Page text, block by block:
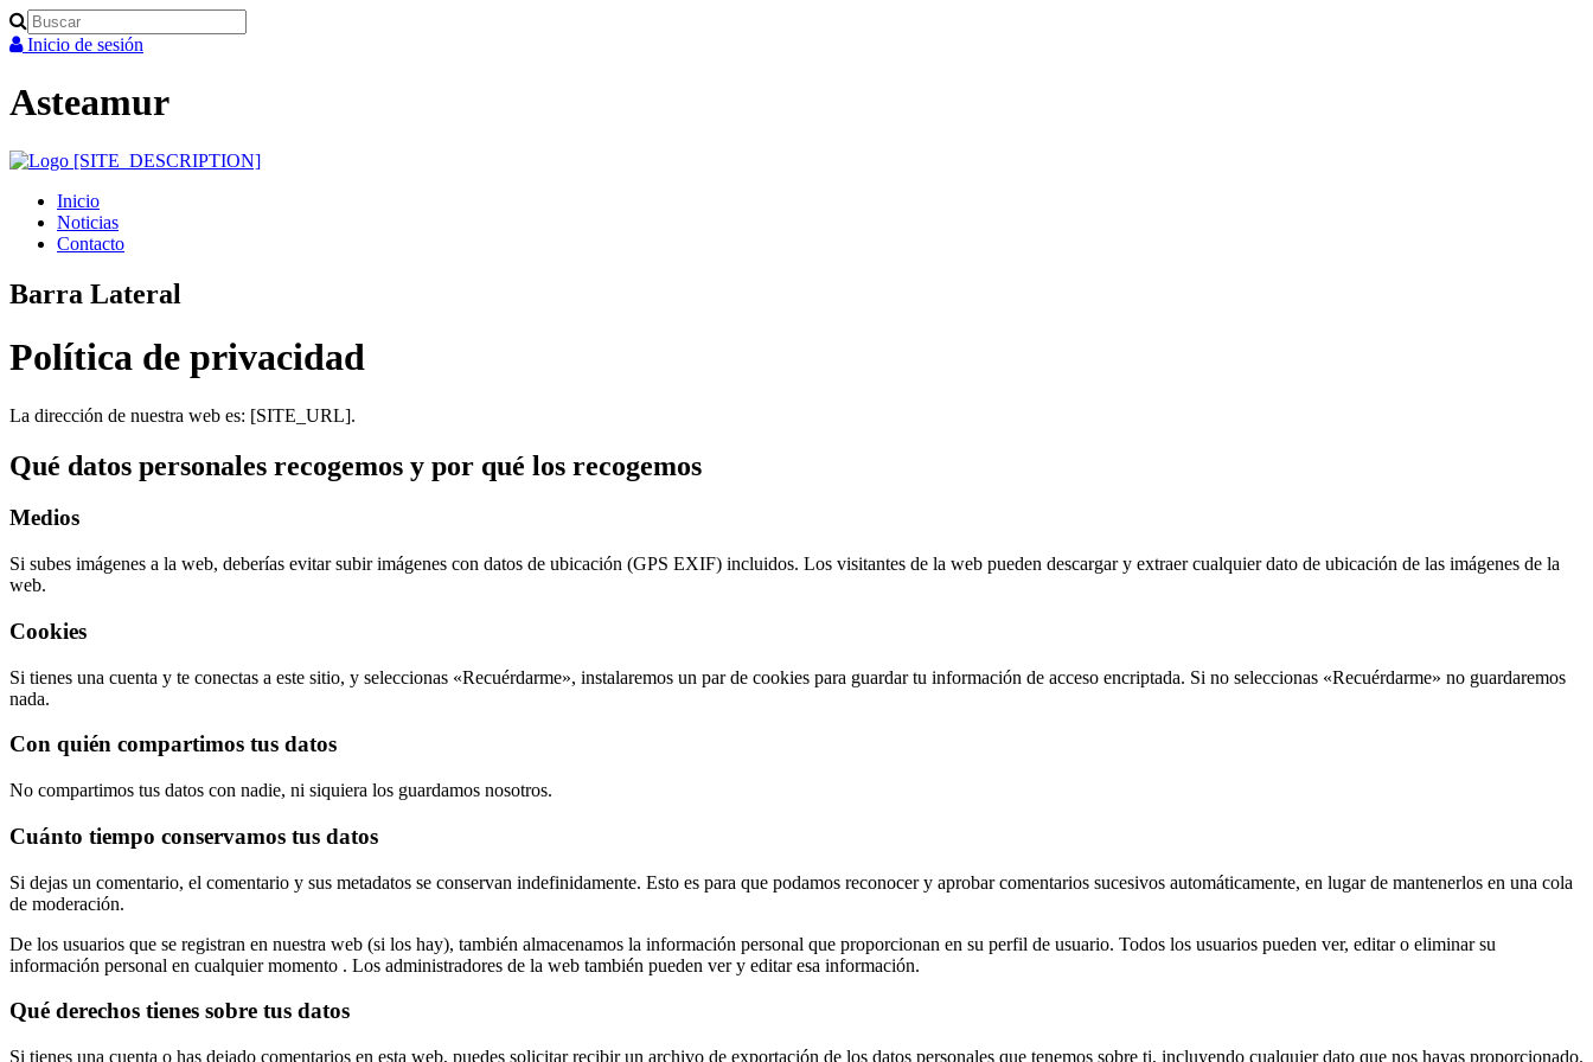
Inicio de sesión
Asteamur
Inicio
Noticias
Contacto
Barra Lateral
Política de privacidad
La dirección de nuestra web es: [SITE_URL].
Qué datos personales recogemos y por qué los recogemos
Medios
Si subes imágenes a la web, deberías evitar subir imágenes con datos de ubicación (GPS EXIF) incluidos. Los visitantes de la web pueden descargar y extraer cualquier dato de ubicación de las imágenes de la
web.
Cookies
Si tienes una cuenta y te conectas a este sitio, y seleccionas «Recuérdarme», instalaremos un par de cookies para guardar tu información de acceso encriptada. Si no seleccionas «Recuérdarme» no guardaremos
nada.
Con quién compartimos tus datos
No compartimos tus datos con nadie, ni siquiera los guardamos nosotros.
Cuánto tiempo conservamos tus datos
Si dejas un comentario, el comentario y sus metadatos se conservan indefinidamente. Esto es para que podamos reconocer y aprobar comentarios sucesivos automáticamente, en lugar de mantenerlos en una cola
de moderación.
De los usuarios que se registran en nuestra web (si los hay), también almacenamos la información personal que proporcionan en su perfil de usuario. Todos los usuarios pueden ver, editar o eliminar su
información personal en cualquier momento . Los administradores de la web también pueden ver y editar esa información.
Qué derechos tienes sobre tus datos
Si tienes una cuenta o has dejado comentarios en esta web, puedes solicitar recibir un archivo de exportación de los datos personales que tenemos sobre ti, incluyendo cualquier dato que nos hayas proporcionado.